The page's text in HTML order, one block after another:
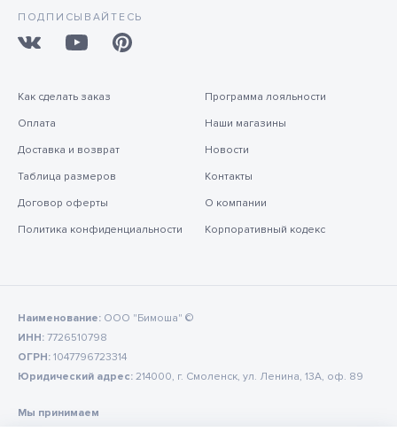
ПОДПИСЫВАЙТЕСЬ
Как сделать заказ
Оплата
Доставка и возврат
Таблица размеров
Договор оферты
Политика конфиденциальности
Программа лояльности
Наши магазины
Новости
Контакты
О компании
Корпоративный кодекс
Наименование: ООО "Бимоша" ©
ИНН: 7726510798
ОГРН: 1047796723314
Юридический адрес: 214000, г. Смоленск, ул. Ленина, 13А, оф. 89
Мы принимаем